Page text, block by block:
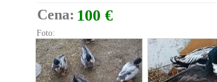
Cena: 100 €
Foto: